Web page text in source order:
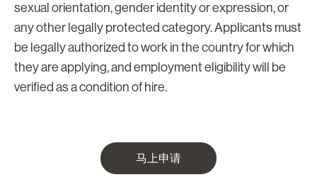
sexual orientation, gender identity or expression, or
any other legally protected category. Applicants must
be legally authorized to work in the country for which
they are applying, and employment eligibility will be
verified as a condition of hire.
马上申请